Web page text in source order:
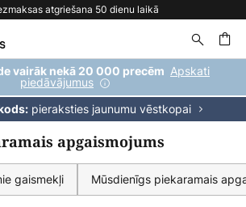
piegāde pasūtījumiem virs 69 €
vairāk nekā 20 000 precēm Apskati
piedāvājumus
pieraksties jaunumu vēstkopai
apgaismojums
gaismekļi Mūsdienīgs piekaramais